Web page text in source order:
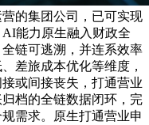
的集团公司，已可实现
能力原生融入财政全
链可逃溯，并连系效率
差旅成本优化等维度，
或间接丧失，打通营业
档的全链数据闭环，完
需求。原生打通营业申